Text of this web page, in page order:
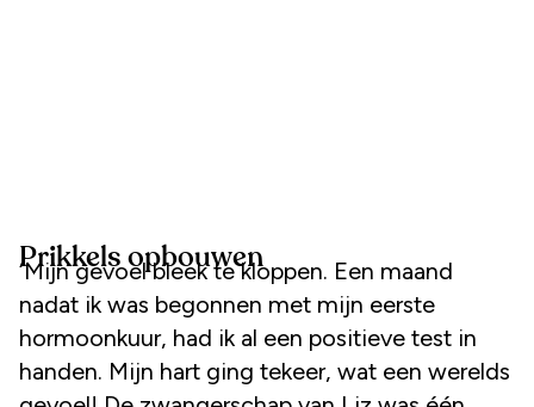
Prikkels opbouwen
‘Mijn gevoel bleek te kloppen. Een maand
nadat ik was begonnen met mijn eerste
hormoonkuur, had ik al een positieve test in
handen. Mijn hart ging tekeer, wat een werelds